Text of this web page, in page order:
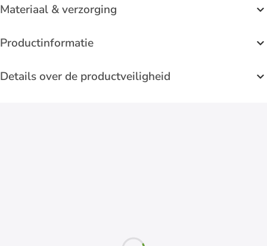
Materiaal & verzorging
Productinformatie
Details over de productveiligheid